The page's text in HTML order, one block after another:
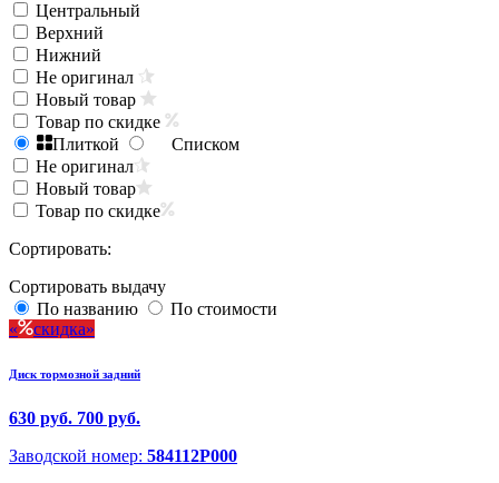
Центральный
Верхний
Нижний
Не оригинал
Новый товар
Товар по скидке
Плиткой
Списком
Не оригинал
Новый товар
Товар по скидке
Сортировать:
Сортировать выдачу
По названию
По стоимости
скидка
Диск тормозной задний
630 руб. 700 руб.
Заводской номер: 584112P000